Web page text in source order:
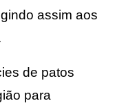
assim aos
de patos
para